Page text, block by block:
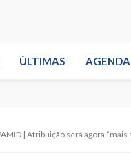
ÚLTIMAS AGENDA
| Atribuição será agora “mais simples,